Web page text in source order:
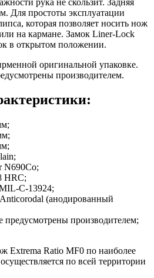
Для простоты эксплуатации
которая позволяет носить нож
на кармане. Замок Liner-Lock
в открытом положении.
оригинальной упаковке.
производителем.
N690Co;
HRC;
C-13924;
(анодированный
предусмотрены производителем;
Extrema Ratio MF0 по наиболее
по всей территории